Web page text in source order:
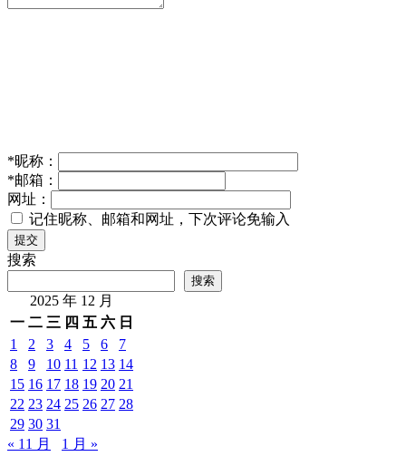
*昵称：
*邮箱：
网址：
记住昵称、邮箱和网址，下次评论免输入
提交
搜索
搜索
2025 年 12 月
一 二 三 四 五 六 日
1
2 3 4 5 6
7
8
9 10 11 12 13 14
15 16 17 18 19 20 21
22 23 24 25 26 27 28
29 30 31
« 11 月
1 月 »